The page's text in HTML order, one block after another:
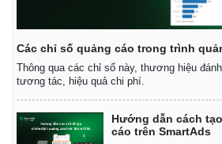
Các chỉ số quảng cáo trong trình
Thông qua các chỉ số này, thương hiệu
tương tác, hiệu quả chi phí.
Hướng dẫn cách
cáo trên SmartAds